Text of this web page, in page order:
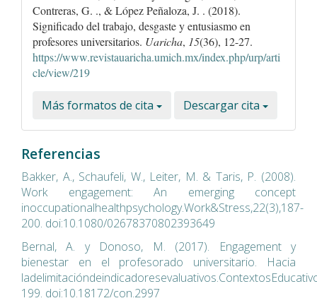
Contreras, G. ., & López Peñaloza, J. . (2018).
Significado del trabajo, desgaste y entusiasmo en
profesores universitarios. Uaricha, 15(36), 12-27.
https://www.revistauaricha.umich.mx/index.php/urp/arti
cle/view/219
Más formatos de cita Descargar cita
Referencias
Bakker, A., Schaufeli, W., Leiter, M. & Taris, P. (2008).
Work engagement: An emerging concept
inoccupationalhealthpsychology.Work&Stress,22(3),187-
200. doi:10.1080/02678370802393649
Bernal, A. y Donoso, M. (2017). Engagement y
bienestar en el profesorado universitario. Hacia
199. doi:10.18172/con.2997